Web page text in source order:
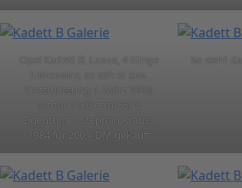
Opel Kadett B, Luxus, 4 türige
Limousine, so sah er aus.
Erstzulassung 1. März 1968,
Motor 1100 ccm/55PS
Eigentümer Stephan Krauss,
1984 für 200,– DM gekauft
So sieht